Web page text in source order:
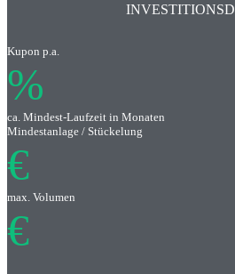
Kupon p.a.
%
ca. Mindest-Laufzeit in Monaten
Mindestanlage / Stückelung
€
max. Volumen
€